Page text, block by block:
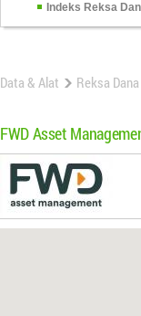
Indeks Reksa
Data & Alat Reksa Dana
FWD Asset